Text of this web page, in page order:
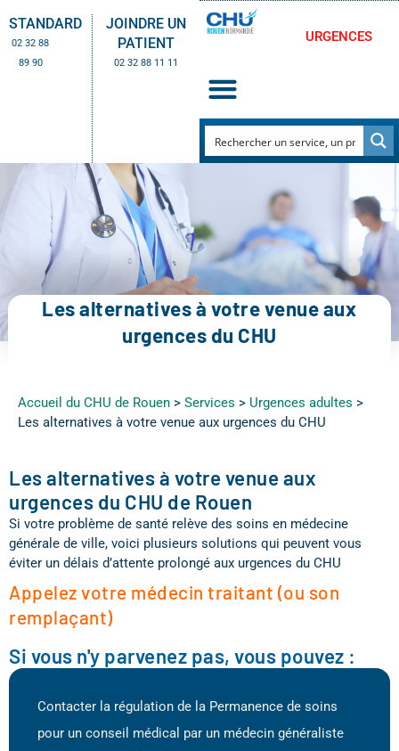
STANDARD
02 32 88
89 90
JOINDRE UN
PATIENT
02 32 88 11 11
URGENCES
Les alternatives à votre venue aux
urgences du CHU
Accueil du CHU de Rouen > Services > Urgences adultes >
Les alternatives à votre venue aux urgences du CHU
Les alternatives à votre venue aux
urgences du CHU de Rouen
Si votre problème de santé relève des soins en médecine
générale de ville, voici plusieurs solutions qui peuvent vous
éviter un délais d’attente prolongé aux urgences du CHU
Appelez votre médecin traitant (ou son
remplaçant)
Si vous n'y parvenez pas, vous pouvez :
Contacter la régulation de la Permanence de soins
pour un conseil médical par un médecin généraliste